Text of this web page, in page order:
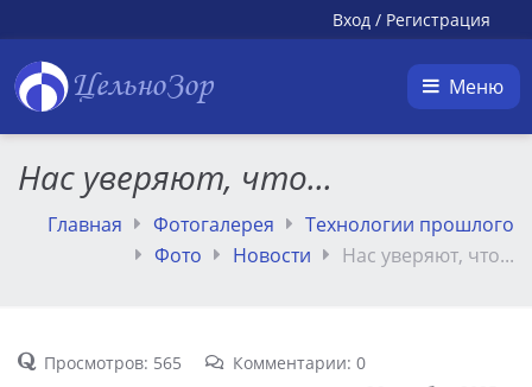
Вход / Регистрация
ЦельноЗор Меню
Нас уверяют, что...
Главная Фотогалерея
Технологии прошлого
Фото
Новости Нас уверяют, что...
Просмотров: 565
Комментарии: 0